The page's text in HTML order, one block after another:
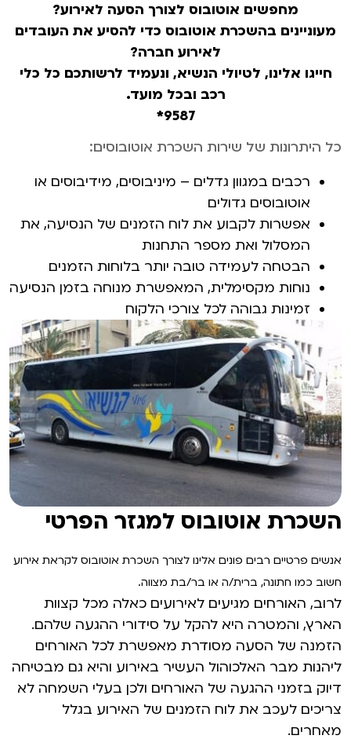
מחפשים אוטובוס לצורך הסעה לאירוע?
מעוניינים בהשכרת אוטובוס כדי להסיע את העובדים
לאירוע חברה?
חייגו אלינו, לטיולי הנשיא, ונעמיד לרשותכם כל כלי
רכב ובכל מועד.
9587*
כל היתרונות של שירות השכרת אוטובוסים:
רכבים במגוון גדלים – מיניבוסים, מידיבוסים או
אוטובוסים גדולים
אפשרות לקבוע את לוח הזמנים של הנסיעה, את
המסלול ואת מספר התחנות
הבטחה לעמידה טובה יותר בלוחות הזמנים
נוחות מקסימלית, המאפשרת מנוחה בזמן הנסיעה
זמינות גבוהה לכל צורכי הלקוח
השכרת אוטובוס למגזר הפרטי
אנשים פרטיים רבים פונים אלינו לצורך השכרת אוטובוס לקראת אירוע
חשוב כמו חתונה, ברית/ה או בר/בת מצווה.
לרוב, האורחים מגיעים לאירועים כאלה מכל קצוות
הארץ, והמטרה היא להקל על סידורי ההגעה שלהם.
הזמנה של הסעה מסודרת מאפשרת לכל האורחים
ליהנות מבר האלכוהול העשיר באירוע והיא גם מבטיחה
דיוק בזמני ההגעה של האורחים ולכן בעלי השמחה לא
צריכים לעכב את לוח הזמנים של האירוע בגלל
מאחרים.